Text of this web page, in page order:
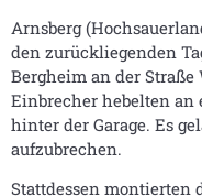
Arnsberg
den zurückliegenden
Bergheim an der
Einbrecher hebelten an
hinter der Garage. Es
aufzubrechen.
Stattdessen montierten